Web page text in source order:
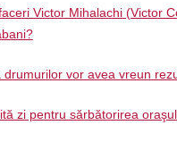
Victor Mihalachi (Victor
vor avea vreun
zi pentru sărbătorirea